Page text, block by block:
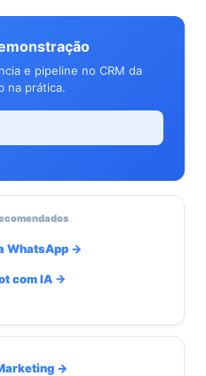
e pipeline no CRM da
na prática.
WhatsApp →
com IA →
→